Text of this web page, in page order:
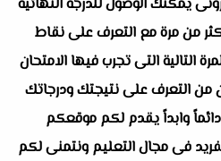
يمكنك الوصول للدرجة النهائية
من مرة مع التعرف على نقاط
التالية التى تجرب فيها الامتحان
من التعرف على نتيجتك ودرجاتك
وابداً يقدم لكم موقعكم
فى مجال التعليم ونتمنى لكم